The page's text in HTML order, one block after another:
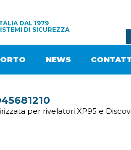
DAL 1979
DI SICUREZZA
NEWS
per rivelatori XP95 e